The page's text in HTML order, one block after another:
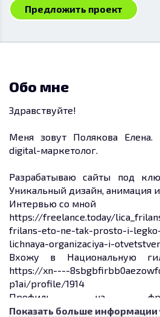
Предложить проект
Обо мне
Здравствуйте!
Меня зовут Полякова
digital-маркетолог.
Разрабатываю сайты под
Уникальный дизайн, анимация
Интервью со мной
https://freelance.today/
frilans-eto-ne-tak-prosto-i-
lichnaya-organizaciya-i-
Вхожу в Национальную
https://xn----
p1ai/profile/1914
Профиль на
https://freelance.ru/
Показать больше информации